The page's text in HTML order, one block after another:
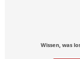
Wissen, was